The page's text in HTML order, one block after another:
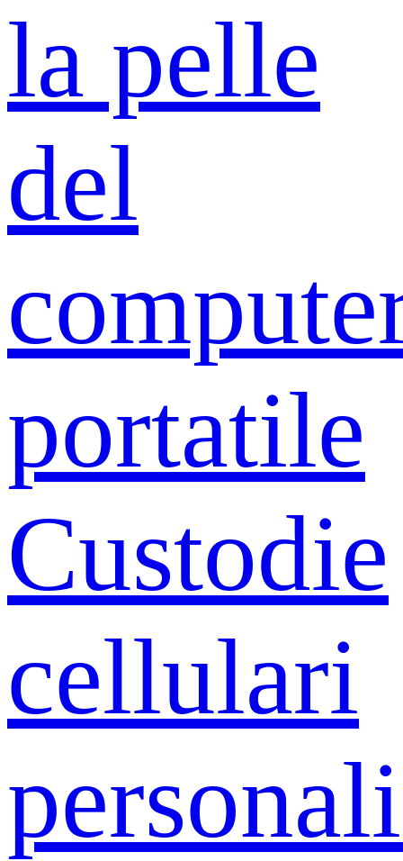
la pelle
del
portatile
Custodie
cellulari